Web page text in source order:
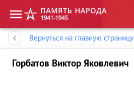
Вернуться на главную страницу
Горбатов Виктор Яковлевич
Память народа